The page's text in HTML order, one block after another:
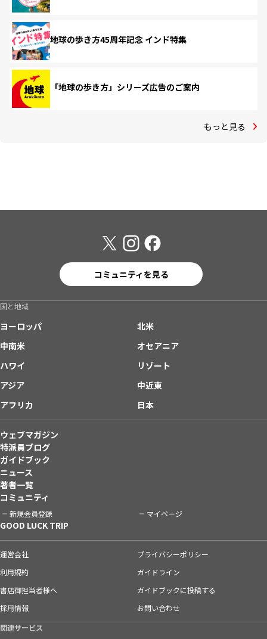
地球の歩き方45周年記念 インド特集
「地球の歩き方」シリーズ広告のご案内
もっと見る
コミュニティを見る
国と地域
ヨーロッパ
北米
中南米
オセアニア
ハワイ
リゾート
アジア
中近東
アフリカ
日本
ウェブマガジン
特派員ブログ
ガイドブック
ニュース
著者一覧
コミュニティ
新規会員登録 マイページ
GOOD LUCK TRIP
運営会社
プライバシーポリシー
利用規約
ガイドライン
書店御担当者様へ
ガイドブックに投稿する
採用情報
お問い合わせ
関連サービス